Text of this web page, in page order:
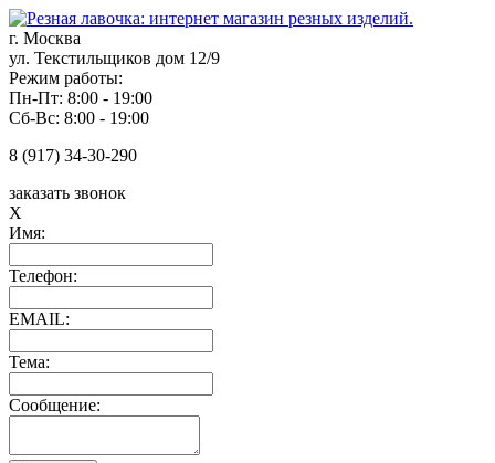
г. Москва
ул. Текстильщиков дом 12/9
Режим работы:
Пн-Пт: 8:00 - 19:00
Сб-Вс: 8:00 - 19:00
8 (917) 34-30-290
заказать звонок
X
Имя:
Телефон:
EMAIL:
Тема:
Сообщение: